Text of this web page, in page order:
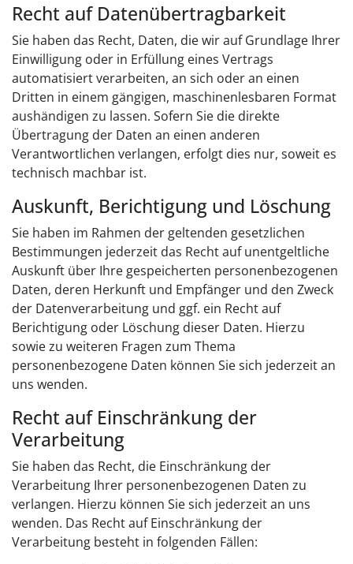
Recht auf Daten­übertrag­barkeit
Sie haben das Recht, Daten, die wir auf Grundlage Ihrer
Einwilligung oder in Erfüllung eines Vertrags
automatisiert verarbeiten, an sich oder an einen
Dritten in einem gängigen, maschinenlesbaren Format
aushändigen zu lassen. Sofern Sie die direkte
Übertragung der Daten an einen anderen
Verantwortlichen verlangen, erfolgt dies nur, soweit es
technisch machbar ist.
Auskunft, Berichtigung und Löschung
Sie haben im Rahmen der geltenden gesetzlichen
Bestimmungen jederzeit das Recht auf unentgeltliche
Auskunft über Ihre gespeicherten personenbezogenen
Daten, deren Herkunft und Empfänger und den Zweck
der Datenverarbeitung und ggf. ein Recht auf
Berichtigung oder Löschung dieser Daten. Hierzu
sowie zu weiteren Fragen zum Thema
personenbezogene Daten können Sie sich jederzeit an
uns wenden.
Recht auf Einschränkung der
Verarbeitung
Sie haben das Recht, die Einschränkung der
Verarbeitung Ihrer personenbezogenen Daten zu
verlangen. Hierzu können Sie sich jederzeit an uns
wenden. Das Recht auf Einschränkung der
Verarbeitung besteht in folgenden Fällen: